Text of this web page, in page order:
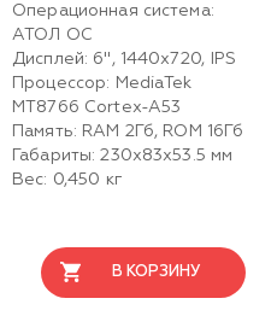
Операционная система:
АТОЛ ОС
Дисплей: 6", 1440x720, IPS
Процессор: MediaTek
MT8766 Cortex-A53
Память: RAM 2Гб, ROM 16Гб
Габариты: 230х83х53.5 мм
Вес: 0,450 кг
В КОРЗИНУ